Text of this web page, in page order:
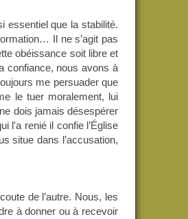
essentiel que la stabilité.
Il ne s’agit pas
obéissance soit libre et
confiance, nous avons à
me persuader que
le tuer moralement, lui
dois jamais désespérer
l'a renié il confie l’Église
situe dans l’accusation,
de l’autre. Nous, les
à donner ou à recevoir